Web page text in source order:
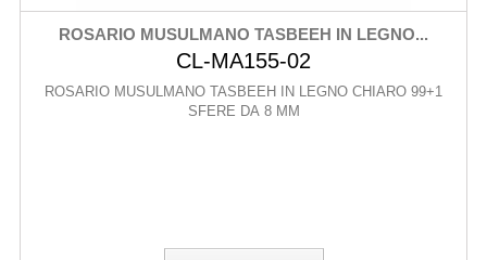
ROSARIO MUSULMANO TASBEEH IN LEGNO...
CL-MA155-02
ROSARIO MUSULMANO TASBEEH IN LEGNO CHIARO 99+1
SFERE DA 8 MM